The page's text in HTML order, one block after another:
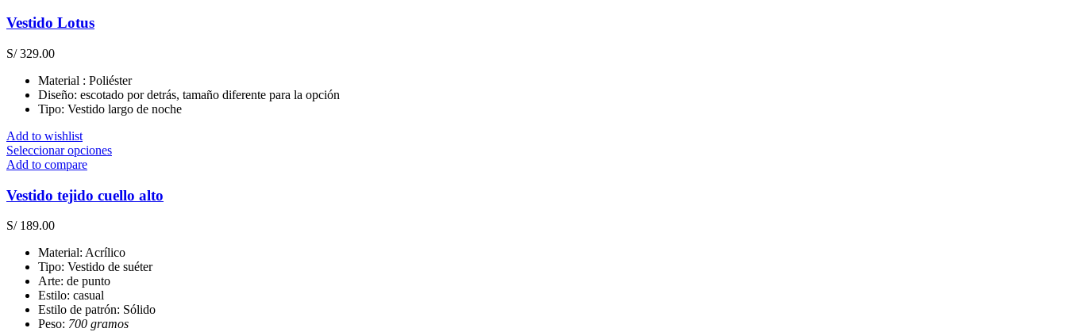
se
pueden
elegir
en
página
Vestido Lotus
S/329.00
Material : Poliéster
Diseño: escotado por detrás, tamaño diferente para la opción
Tipo: Vestido largo de noche
Add to wishlist
Seleccionar opcionesEste
múltiples
variantes.
se
pueden
la
página
Add to compare
Vestido tejido cuello alto
S/189.00
Material: Acrílico
Tipo: Vestido de suéter
Arte: de punto
Estilo: casual
Estilo de patrón: Sólido
Peso: 700 gramos